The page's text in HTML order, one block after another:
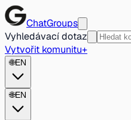
ChatGroups
Vyhledávací dotaz
Vytvořit komunitu+
🌐EN
🌐EN